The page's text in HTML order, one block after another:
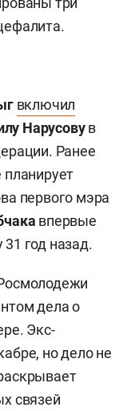
включил
Нарусовув
Ранее
первого мэра
впервые
год назад.
дела о
Экс-
но дело не
связей